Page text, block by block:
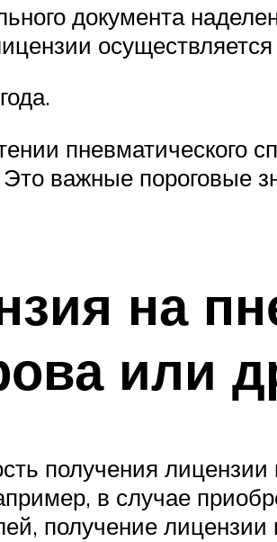
документа
пневматического
важные пороговые
на
или
получения
в случае
получение лицензии